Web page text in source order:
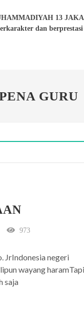
13
dan berprestasi
GURU
973
negeri
wayang
saja